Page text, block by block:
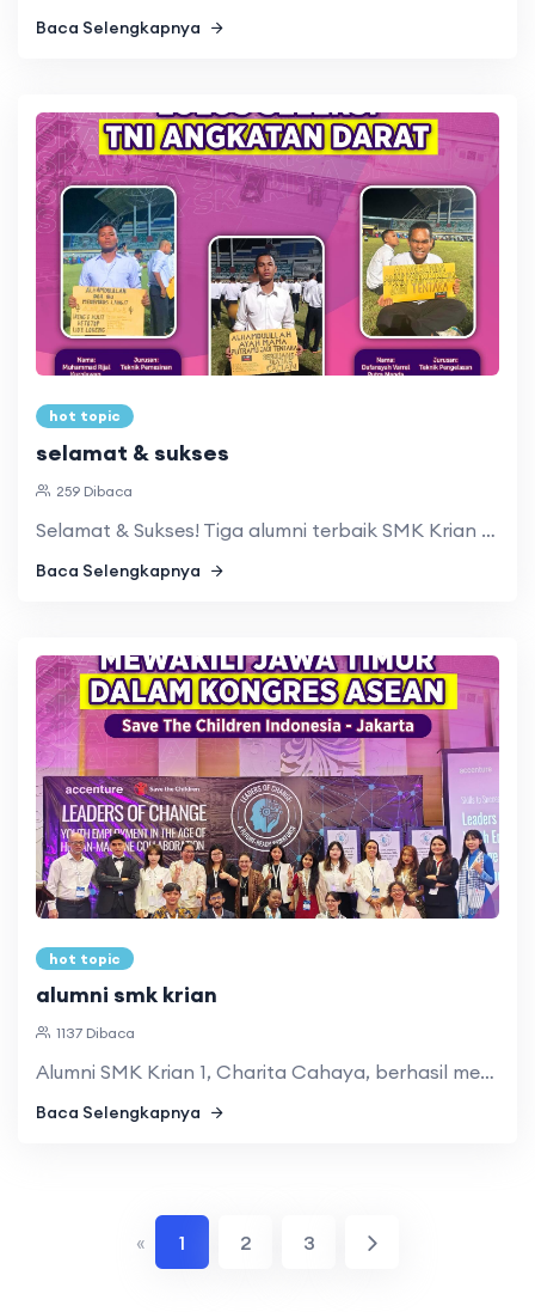
Baca Selengkapnya
hot topic
selamat & sukses
259 Dibaca
Selamat & Sukses! Tiga alumni terbaik SMK Krian 1 kembali m ...
Baca Selengkapnya
hot topic
alumni smk krian
1137 Dibaca
Alumni SMK Krian 1, Charita Cahaya, berhasil mewakili Jawa ...
Baca Selengkapnya
« 1 2 3